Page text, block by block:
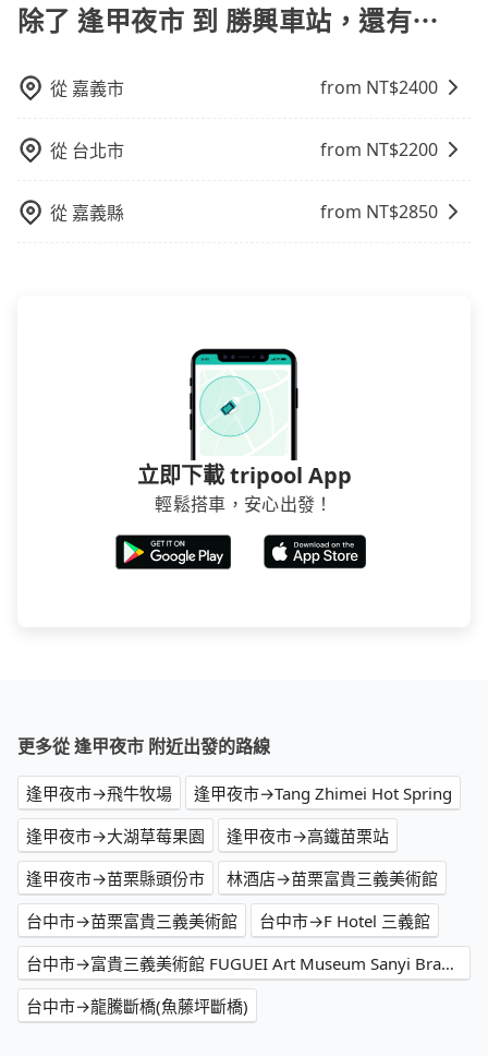
客車最多座位數量就是9人，如扣掉司機就只能乘坐8位
乘客，如果要10人以上就是營業大客車的範疇，也就是
行照不符，連司機的駕照都會不符。在路上被警察盤查
賠償就事大了。千萬別為了省小錢而把朋友親人的安全
給賭上。通常人數沒有超過10位，建議預約一台九人座
與一台小轎車比較划算，如人數超過12位就一定是叫一
台中巴比較方便。但也有例外，比方說有些山區或路段
除了 逢甲夜市 到 勝興車站，還有⋯
從 嘉義市 from NT$2400
從 台北市 from NT$2200
從 嘉義縣 from NT$2850
立即下載 tripool App
輕鬆搭車，安心出發！
更多從 逢甲夜市 附近出發的路線
逢甲夜市→飛牛牧場
逢甲夜市→Tang Zhimei Hot Spring
逢甲夜市→大湖草莓果園
逢甲夜市→高鐵苗栗站
逢甲夜市→苗栗縣頭份市
林酒店→苗栗富貴三義美術館
台中市→苗栗富貴三義美術館
台中市→F Hotel 三義館
台中市→富貴三義美術館 FUGUEI Art Museum Sanyi Branch
台中市→龍騰斷橋(魚藤坪斷橋)